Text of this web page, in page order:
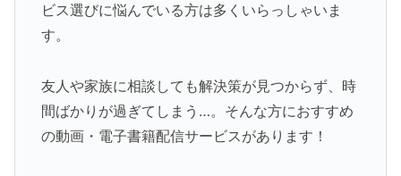
ビス選びに悩んでいる方は多くいらっしゃいま
す。
友人や家族に相談しても解決策が見つからず、時
間ばかりが過ぎてしまう…。そんな方におすすめ
の動画・電子書籍配信サービスがあります！